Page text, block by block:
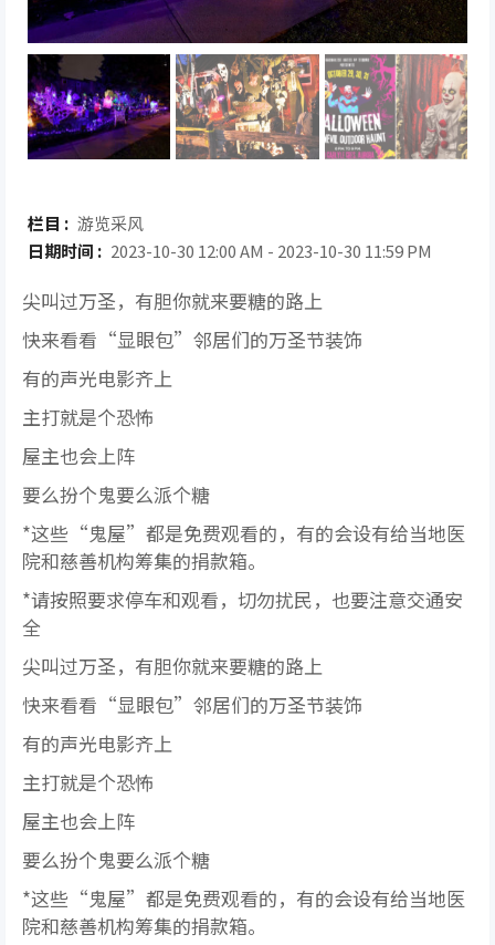
栏目 : 游览采风
日期时间 : 2023-10-30 12:00 AM - 2023-10-30 11:59 PM
尖叫过万圣，有胆你就来要糖的路上
快来看看“显眼包”邻居们的万圣节装饰
有的声光电影齐上
主打就是个恐怖
屋主也会上阵
要么扮个鬼要么派个糖
*这些“鬼屋”都是免费观看的，有的会设有给当地医
院和慈善机构筹集的捐款箱。
*请按照要求停车和观看，切勿扰民，也要注意交通安
全
尖叫过万圣，有胆你就来要糖的路上
快来看看“显眼包”邻居们的万圣节装饰
有的声光电影齐上
主打就是个恐怖
屋主也会上阵
要么扮个鬼要么派个糖
*这些“鬼屋”都是免费观看的，有的会设有给当地医
院和慈善机构筹集的捐款箱。